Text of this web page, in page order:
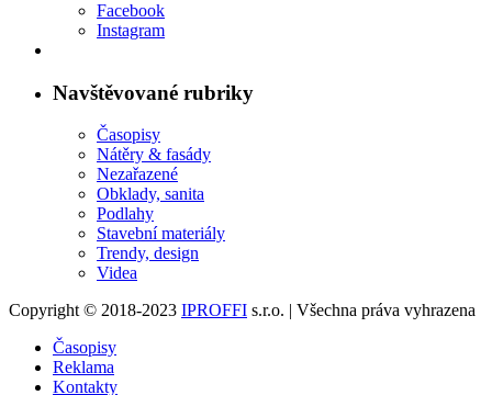
Facebook
Instagram
Navštěvované rubriky
Časopisy
Nátěry & fasády
Nezařazené
Obklady, sanita
Podlahy
Stavební materiály
Trendy, design
Videa
Copyright © 2018-2023 IPROFFI s.r.o. | Všechna práva vyhrazena
Časopisy
Reklama
Kontakty